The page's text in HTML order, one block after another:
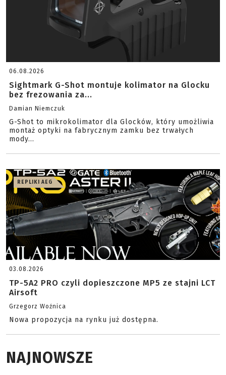
06.08.2026
Sightmark G-Shot montuje kolimator na Glocku
bez frezowania za...
Damian Niemczuk
G-Shot to mikrokolimator dla Glocków, który umożliwia
montaż optyki na fabrycznym zamku bez trwałych
mody...
REPLIKI AEG
03.08.2026
TP-5A2 PRO czyli dopieszczone MP5 ze stajni LCT
Airsoft
Grzegorz Woźnica
Nowa propozycja na rynku już dostępna.
NAJNOWSZE